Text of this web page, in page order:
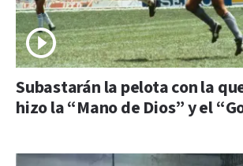
Subastarán la pelota con la
hizo la “Mano de Dios” y el